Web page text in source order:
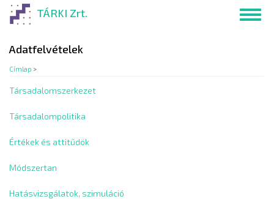
Ugrás
TÁRKI Zrt.
Adatfelvételek
Címlap >
Társadalomszerkezet
Társadalompolitika
Értékek és attitűdök
Módszertan
Hatásvizsgálatok, szimuláció